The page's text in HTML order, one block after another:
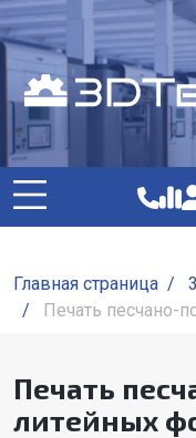
Главная страница /
/
Печать песчано-
Печать
литейных